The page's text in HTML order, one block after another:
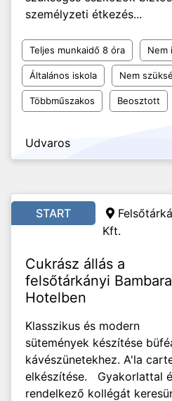
személyzeti étkezés...
Teljes munkaidő 8 óra Nem
Általános iskola Nem
Többműszakos Beosztott
Udvaros
START
Kft.
Cukrász állás a
felsőtárkányi Bambara
Hotelben
Klasszikus és modern
sütemények készítése
kávészünetekhez. A'la
elkészítése. Gyakorlattal
rendelkező kollégát